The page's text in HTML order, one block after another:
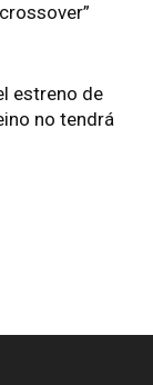
estreno de
no tendrá